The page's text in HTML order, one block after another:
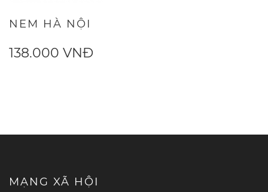
NEM HÀ NỘI
138.000 VNĐ
MẠNG XÃ HỘI